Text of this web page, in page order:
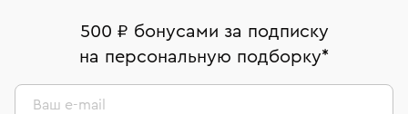
комиссионных украшений и часов смотрите на
странице«Возврат украшений»
Москва, ул. Грузинский Вал, д. 28/45
Срок бронирования украшения при самовывозе из
Оплата наличными или картой
Система быстрых платежей (по QR-коду)
В кредит от Т-Банка (до 50 000 руб., на 3–6 мес.)
номер (УИН)
На особо ценные изделия получены
сертификаты МГУ и других геммологических
лабораторий
500 ₽ бонусами за подписку
на персональную подборку*
Ваш e-mail